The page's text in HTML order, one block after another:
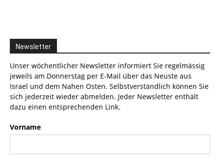
Newsletter
Unser wöchentlicher Newsletter informiert Sie regelmässig
jeweils am Donnerstag per E-Mail über das Neuste aus
Israel und dem Nahen Osten. Selbstverständlich können Sie
sich jederzeit wieder abmelden. Jeder Newsletter enthält
dazu einen entsprechenden Link.
Vorname